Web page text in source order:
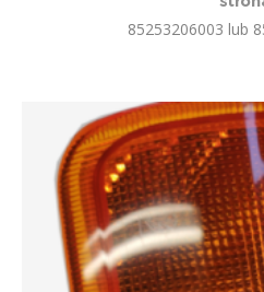
85253206003 lub